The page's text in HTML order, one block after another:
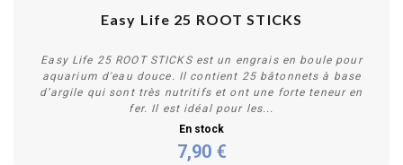
Easy Life 25 ROOT STICKS
Easy Life 25 ROOT STICKS est un engrais en boule pour
aquarium d'eau douce. Il contient 25 bâtonnets à base
d’argile qui sont très nutritifs et ont une forte teneur en
fer. Il est idéal pour les...
En stock
7,90 €